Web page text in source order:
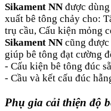
Sikament NN được
xuất bê tông chảy cho:
trụ cầu, Cấu kiện mỏng
Sikament NN cũng
giúp bê tông đạt cường
- Cấu kiện bê tông đúc
- Cầu và kết cấu đúc
Phụ gia cải thiện độ